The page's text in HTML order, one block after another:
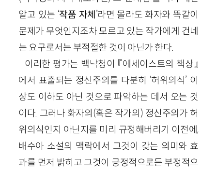
알고 있는 ‘작품 자체’라면 몰라도 화자와 똑같이
문제가 무엇인지조차 모르고 있는 작가에게 건네
는 요구로서는 부적절한 것이 아닌가 한다.
이러한 평가는 백낙청이 『에세이스트의 책상』
에서 표출되는 정신주의를 다분히 ‘허위의식’ 이
상도 이하도 아닌 것으로 파악하는 데서 오는 것
이다. 그러나 화자의(혹은 작가의) 정신주의가 허
위의식인지 아닌지를 미리 규정해버리기 이전에,
배수아 소설의 맥락에서 그것이 갖는 의미와 효
과를 먼저 밝히고 그것이 긍정적으로든 부정적으